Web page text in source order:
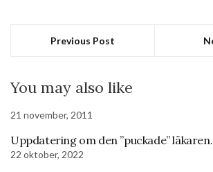
Previous Post
You may also like
21 november, 2011
Uppdatering om den ”puckade” läkaren.
22 oktober, 2022